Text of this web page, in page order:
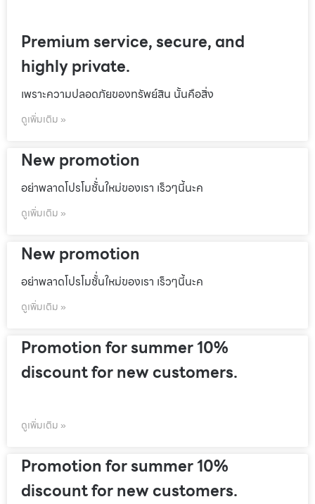
Premium service, secure, and
highly private.
เพราะความปลอดภัยของทรัพย์สิน นั้นคือสิ่ง
ดูเพิ่มเติม »
New promotion
อย่าพลาดโปรโมชั้่นใหม่ของเรา เร็วๆนี้นะค
ดูเพิ่มเติม »
New promotion
อย่าพลาดโปรโมชั้่นใหม่ของเรา เร็วๆนี้นะค
ดูเพิ่มเติม »
Promotion for summer 10%
discount for new customers.
ดูเพิ่มเติม »
Promotion for summer 10%
discount for new customers.